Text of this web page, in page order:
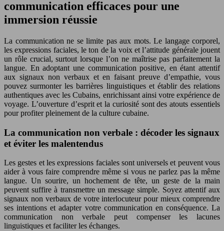
communication efficaces pour une
immersion réussie
La communication ne se limite pas aux mots. Le langage corporel,
les expressions faciales, le ton de la voix et l’attitude générale jouent
un rôle crucial, surtout lorsque l’on ne maîtrise pas parfaitement la
langue. En adoptant une communication positive, en étant attentif
aux signaux non verbaux et en faisant preuve d’empathie, vous
pouvez surmonter les barrières linguistiques et établir des relations
authentiques avec les Cubains, enrichissant ainsi votre expérience de
voyage. L’ouverture d’esprit et la curiosité sont des atouts essentiels
pour profiter pleinement de la culture cubaine.
La communication non verbale : décoder les signaux
et éviter les malentendus
Les gestes et les expressions faciales sont universels et peuvent vous
aider à vous faire comprendre même si vous ne parlez pas la même
langue. Un sourire, un hochement de tête, un geste de la main
peuvent suffire à transmettre un message simple. Soyez attentif aux
signaux non verbaux de votre interlocuteur pour mieux comprendre
ses intentions et adapter votre communication en conséquence. La
communication non verbale peut compenser les lacunes
linguistiques et faciliter les échanges.